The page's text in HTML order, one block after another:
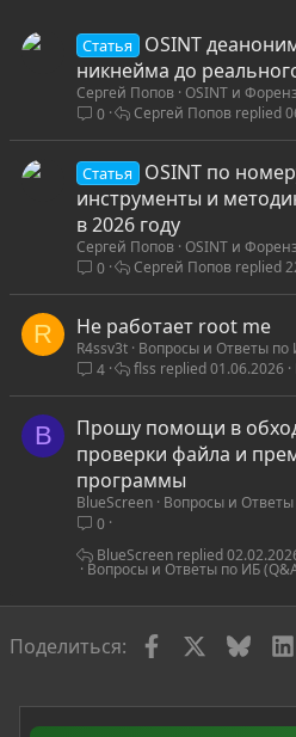
Статья
OSINT
никнейма до
Сергей Попов OSINT и
0
Сергей Попов
Статья
OSINT по
инструменты и
в 2026 году
Сергей Попов OSINT и
0
Сергей Попов
R Не работает root me
R4ssv3t Вопросы и Ответы по
4
01.06.2026
flss
B
Прошу помощи в
проверки файла и
программы
BlueScreen Вопросы и
0
Вопросы и Ответы по ИБ
BlueScreen
Поделиться: Facebook